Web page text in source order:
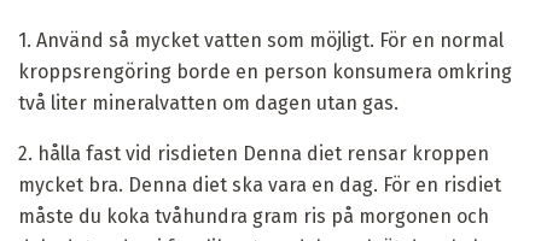
1. Använd så mycket vatten som möjligt. För en normal
kroppsrengöring borde en person konsumera omkring
två liter mineralvatten om dagen utan gas.
2. hålla fast vid risdieten Denna diet rensar kroppen
mycket bra. Denna diet ska vara en dag. För en risdiet
måste du koka tvåhundra gram ris på morgonen och